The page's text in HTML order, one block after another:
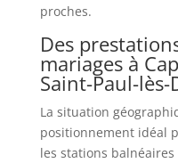
proches.
Des
mariages à
Saint-Paul-lès-
La situation
positionnement idéal
les stations